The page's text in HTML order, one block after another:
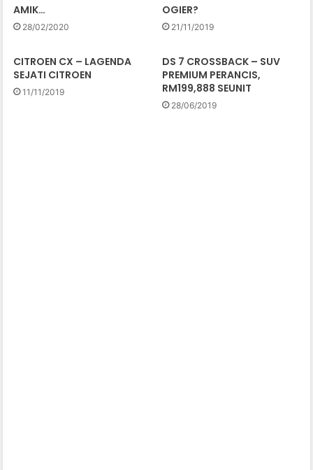
AMIK…
28/02/2020
OGIER?
21/11/2019
CITROEN CX – LAGENDA
SEJATI CITROEN
11/11/2019
DS 7 CROSSBACK – SUV
PREMIUM PERANCIS,
RM199,888 SEUNIT
28/06/2019